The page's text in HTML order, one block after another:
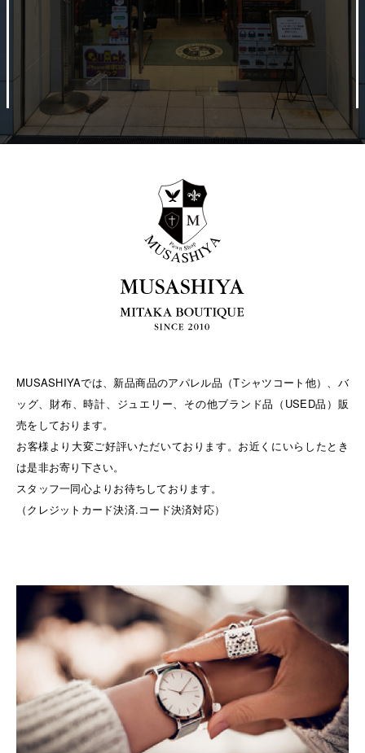
MUSASHIYAでは、新品商品のアパレル品（Tシャツコート他）、バ
ッグ、財布、時計、ジュエリー、その他ブランド品（USED品）販
売をしております。
お客様より大変ご好評いただいております。お近くにいらしたとき
は是非お寄り下さい。
スタッフ一同心よりお待ちしております。
（クレジットカード決済.コード決済対応）